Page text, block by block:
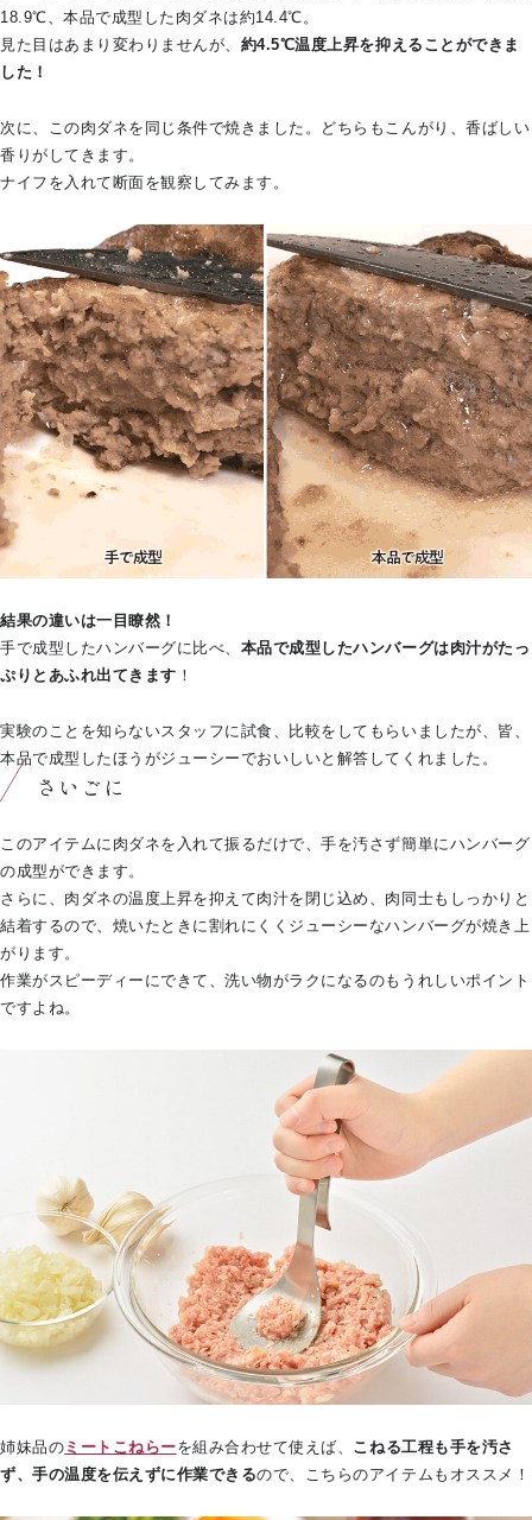
18.9℃、本品で成型した肉ダネは約14.4℃。
見た目はあまり変わりませんが、 約4.5℃温度上昇を抑えることができま
した！
次に、この肉ダネを同じ条件で焼きました。どちらもこんがり、香ばしい
香りがしてきます。
ナイフを入れて断面を観察してみます。
結果の違いは一目瞭然！
手で成型したハンバーグに比べ、 本品で成型したハンバーグは肉汁がたっ
ぷりとあふれ出てきます ！
実験のことを知らないスタッフに試食、比較をしてもらいましたが、皆、
本品で成型したほうがジューシーでおいしいと解答してくれました。
さいごに
このアイテムに肉ダネを入れて振るだけで、手を汚さず簡単にハンバーグ
の成型ができます。
さらに、肉ダネの温度上昇を抑えて肉汁を閉じ込め、肉同士もしっかりと
結着するので、焼いたときに割れにくくジューシーなハンバーグが焼き上
がります。
作業がスピーディーにできて、洗い物がラクになるのもうれしいポイント
ですよね。
姉妹品の ミートこねらーを組み合わせて使えば、 こねる工程も手を汚さ
ず、手の温度を伝えずに作業できるので、こちらのアイテムもオススメ！